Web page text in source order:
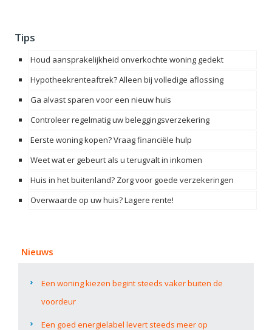
Tips
Houd aansprakelijkheid onverkochte woning gedekt
Hypotheekrenteaftrek? Alleen bij volledige aflossing
Ga alvast sparen voor een nieuw huis
Controleer regelmatig uw beleggingsverzekering
Eerste woning kopen? Vraag financiële hulp
Weet wat er gebeurt als u terugvalt in inkomen
Huis in het buitenland? Zorg voor goede verzekeringen
Overwaarde op uw huis? Lagere rente!
Nieuws
Een woning kiezen begint steeds vaker buiten de
voordeur
Een goed energielabel levert steeds meer op